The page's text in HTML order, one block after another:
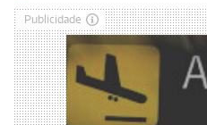
Publicidade